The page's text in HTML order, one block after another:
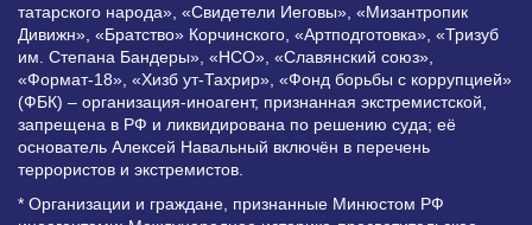
татарского народа», «Свидетели Иеговы», «Мизантропик
Дивижн», «Братство» Корчинского, «Артподготовка», «Тризуб
им. Степана Бандеры», «НСО», «Славянский союз»,
«Формат-18», «Хизб ут-Тахрир», «Фонд борьбы с коррупцией»
(ФБК) – организация-иноагент, признанная экстремистской,
запрещена в РФ и ликвидирована по решению суда; её
основатель Алексей Навальный включён в перечень
террористов и экстремистов.
* Организации и граждане, признанные Минюстом РФ